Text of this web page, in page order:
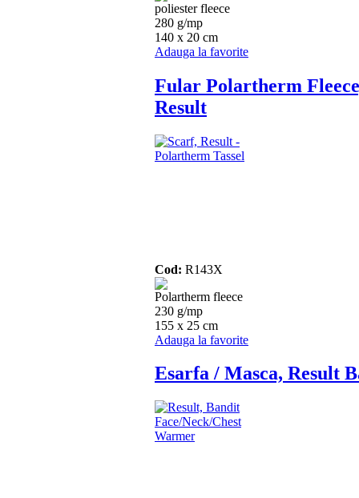
poliester fleece
280 g/mp
140 x 20 cm
Adauga la favorite
Fular Polartherm
Result
Cod: R143X
Polartherm fleece
230 g/mp
155 x 25 cm
Adauga la favorite
Esarfa / Masca, Result